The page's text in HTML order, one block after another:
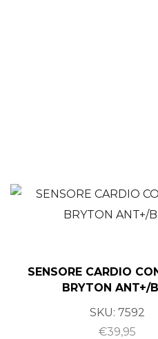
SENSORE CARDIO
BRYTON ANT+/
SKU:7592
€39,95